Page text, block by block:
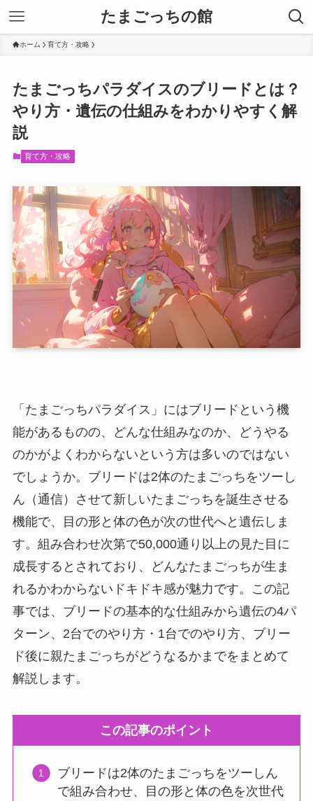
たまごっちの館
ホーム 育て方・攻略
たまごっちパラダイスのブリードとは？
やり方・遺伝の仕組みをわかりやすく解
説
育て方・攻略
「たまごっちパラダイス」にはブリードという機
能があるものの、どんな仕組みなのか、どうやる
のかがよくわからないという方は多いのではない
でしょうか。ブリードは2体のたまごっちをツーし
ん（通信）させて新しいたまごっちを誕生させる
機能で、目の形と体の色が次の世代へと遺伝しま
す。組み合わせ次第で50,000通り以上の見た目に
成長するとされており、どんなたまごっちが生ま
れるかわからないドキドキ感が魅力です。この記
事では、ブリードの基本的な仕組みから遺伝の4パ
ターン、2台でのやり方・1台でのやり方、ブリー
ド後に親たまごっちがどうなるかまでをまとめて
解説します。
この記事のポイント
ブリードは2体のたまごっちをツーしん
で組み合わせ、目の形と体の色を次世代